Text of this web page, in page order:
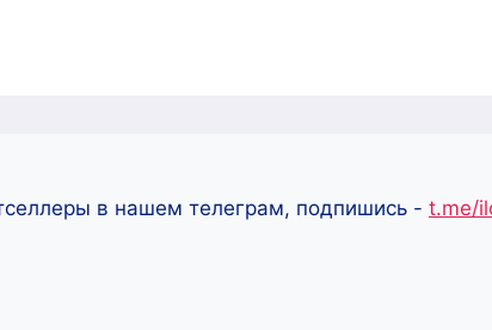
в нашем телеграм, подпишись - t.me/